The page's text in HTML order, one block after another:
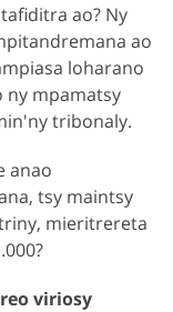
ao? Ny
ao
loharano
ny mpamatsy
tribonaly.
anao
tsy maintsy
mieritrereta
viriosy